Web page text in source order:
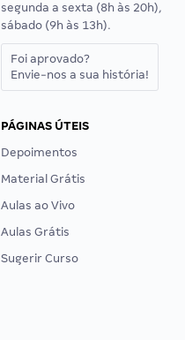
segunda a sexta (8h às 20h),
sábado (9h às 13h).
Foi aprovado?
Envie-nos a sua história!
PÁGINAS ÚTEIS
Depoimentos
Material Grátis
Aulas ao Vivo
Aulas Grátis
Sugerir Curso